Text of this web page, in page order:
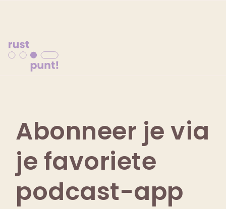
Abonneer je via
je favoriete
podcast-app